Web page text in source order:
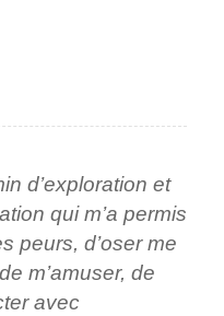
d’exploration et
qui m’a permis
peurs, d’oser me
m’amuser, de
avec